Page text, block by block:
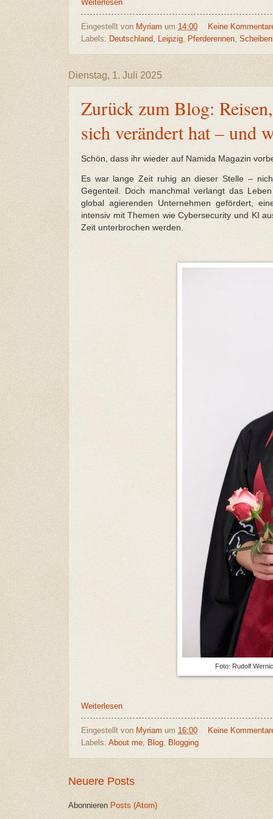
Weiterlesen
Eingestellt von Myriam um 14:00
Keine
Labels: Deutschland, Leipzig, Pferderennen,
Dienstag, 1. Juli 2025
Zurück zum Blog:
sich verändert hat – und
Schön, dass ihr wieder auf Namida Magazin
Es war lange Zeit ruhig an dieser Stelle –
Gegenteil. Doch manchmal verlangt das
global agierenden Unternehmen gefördert,
intensiv mit Themen wie Cybersecurity und KI
Zeit unterbrochen werden.
Foto: Rudolf
Weiterlesen
Eingestellt von Myriam um 16:00
Keine
Labels: About me Blog Blogging
Neuere Posts
Abonnieren Posts (Atom)